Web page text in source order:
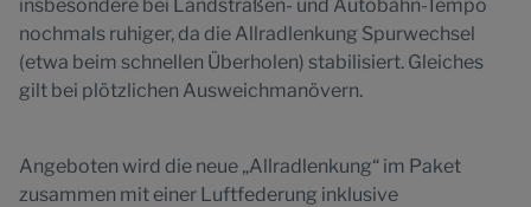
insbesondere bei Landstraßen- und Autobahn-Tempo
nochmals ruhiger, da die Allradlenkung Spurwechsel
(etwa beim schnellen Überholen) stabilisiert. Gleiches
gilt bei plötzlichen Ausweichmanövern.
Angeboten wird die neue „Allradlenkung“ im Paket
zusammen mit einer Luftfederung inklusive